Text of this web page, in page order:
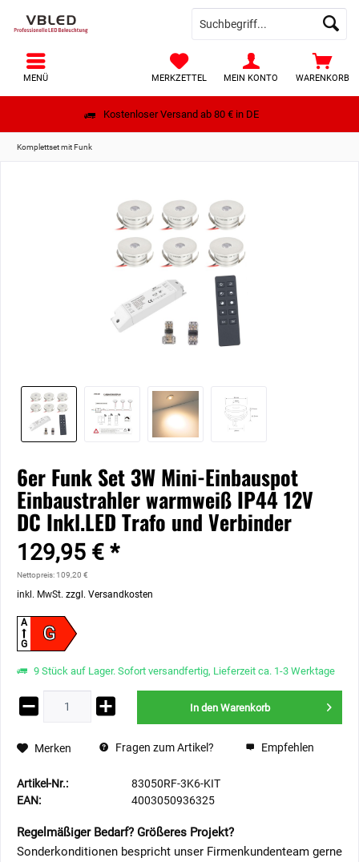
Kostenloser Versand ab 80 € in DE
WARENKORB
MERKZETTEL MEIN KONTO
MENÜ
Komplettset mit Funk
6er Funk Set 3W Mini-Einbauspot
Einbaustrahler warmweiß IP44 12V
DC Inkl.LED Trafo und Verbinder
129,95 € *
Nettopreis: 109,20 €
inkl. MwSt. zzgl. Versandkosten
G
A
G
9 Stück auf Lager. Sofort versandfertig, Lieferzeit ca. 1-3 Werktage
In den Warenkorb
Merken Fragen zum Artikel? Empfehlen
Artikel-Nr.:
83050RF-3K6-KIT
EAN:
4003050936325
Regelmäßiger Bedarf? Größeres Projekt?
Sonderkonditionen bespricht unser Firmenkundenteam gerne